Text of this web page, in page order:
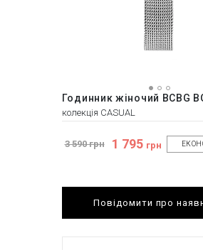
Годинник жіночий BCBG
колекція CASUAL
3 590 грн 1 795 грн
Повідомити про